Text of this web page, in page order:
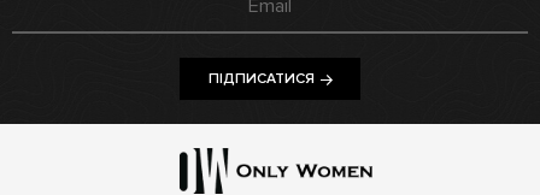
ПІДПИСАТИСЯ